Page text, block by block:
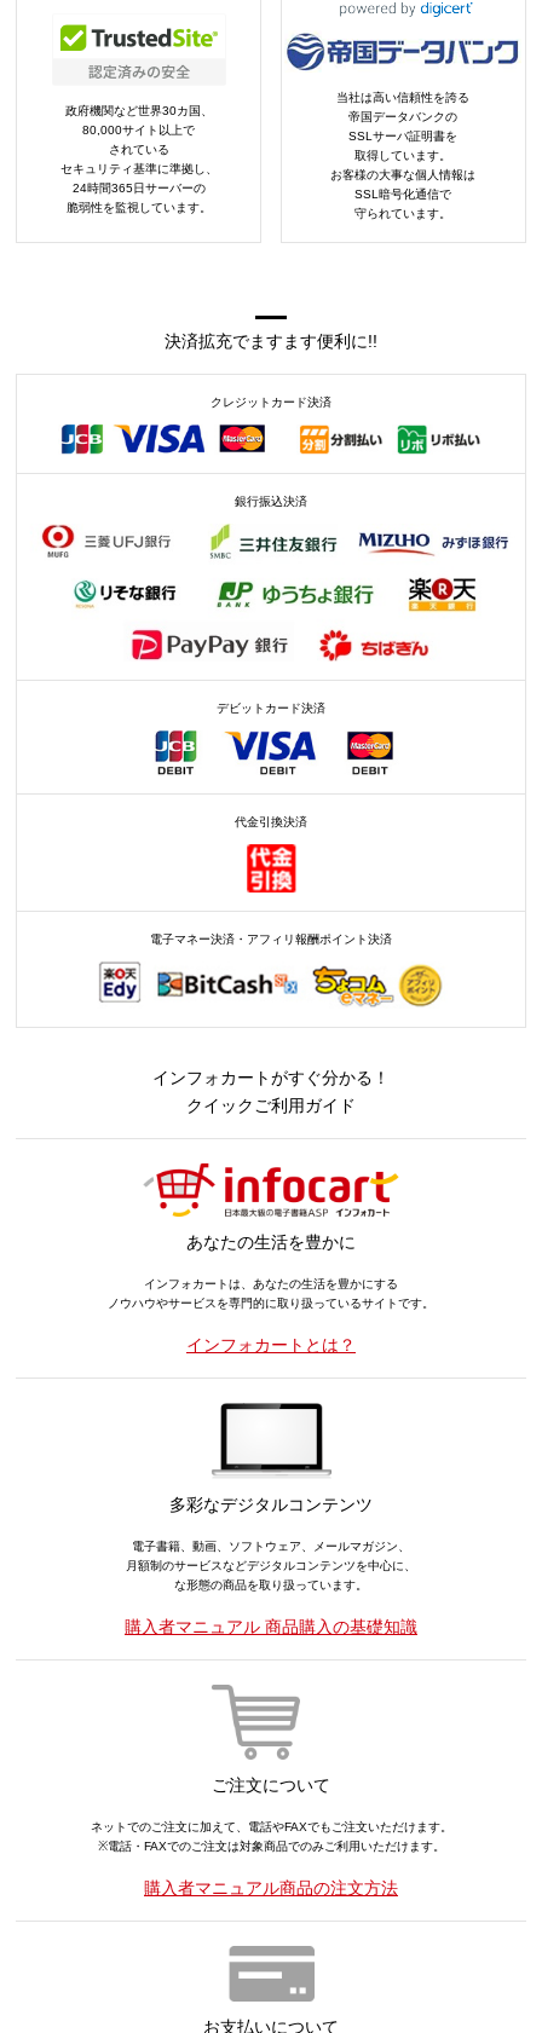
政府機関など世界30カ国、
80,000サイト以上で
されている
セキュリティ基準に準拠し、
24時間365日サーバーの
脆弱性を監視しています。
当社は高い信頼性を誇る
帝国データバンクの
SSLサーバ証明書を
取得しています。
お客様の大事な個人情報は
SSL暗号化通信で
守られています。
決済拡充でますます便利に!!
クレジットカード決済
銀行振込決済
デビットカード決済
代金引換決済
電子マネー決済・アフィリ報酬ポイント決済
インフォカートがすぐ分かる！
クイックご利用ガイド
あなたの生活を豊かに
インフォカートは、あなたの生活を豊かにする
ノウハウやサービスを専門的に取り扱っているサイトです。
インフォカートとは？
多彩なデジタルコンテンツ
電子書籍、動画、ソフトウェア、メールマガジン、
月額制のサービスなどデジタルコンテンツを中心に、
な形態の商品を取り扱っています。
購入者マニュアル 商品購入の基礎知識
ご注文について
ネットでのご注文に加えて、電話やFAXでもご注文いただけます。
※電話・FAXでのご注文は対象商品でのみご利用いただけます。
購入者マニュアル商品の注文方法
お支払いについて